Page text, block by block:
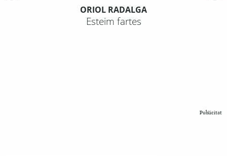
ORIOL RADALGA
Esteim fartes
Publicitat